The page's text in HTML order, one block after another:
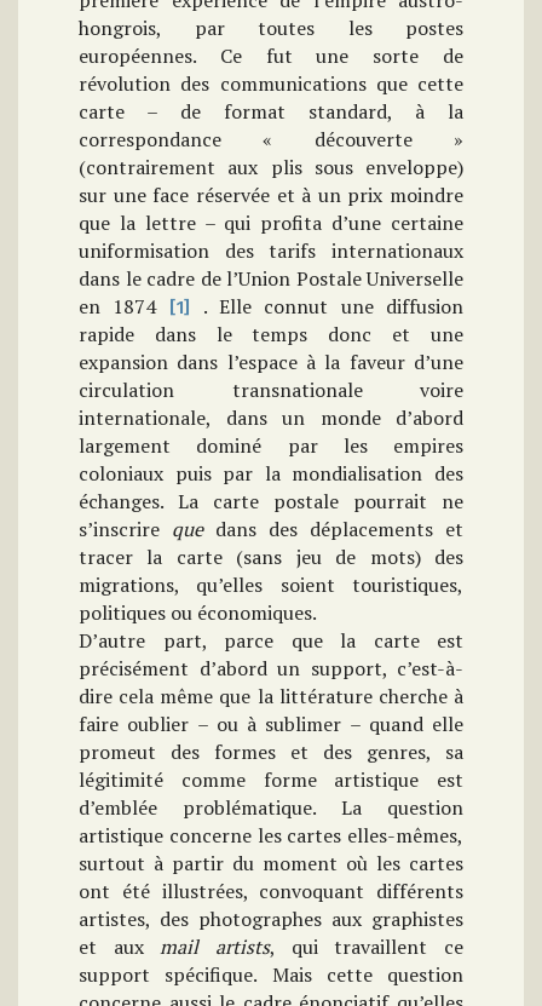
hongrois, par toutes les postes
européennes. Ce fut une sorte de
révolution des communications que cette
carte – de format standard, à la
correspondance « découverte »
(contrairement aux plis sous enveloppe)
sur une face réservée et à un prix moindre
que la lettre – qui profita d’une certaine
uniformisation des tarifs internationaux
dans le cadre de l’Union Postale Universelle
en 1874
[1]
. Elle connut une diffusion
rapide dans le temps donc et une
expansion dans l’espace à la faveur d’une
circulation transnationale voire
internationale, dans un monde d’abord
largement dominé par les empires
coloniaux puis par la mondialisation des
échanges. La carte postale pourrait ne
s’inscrire quedans des déplacements et
tracer la carte (sans jeu de mots) des
migrations, qu’elles soient touristiques,
politiques ou économiques.
D’autre part, parce que la carte est
précisément d’abord un support, c’est-à-
dire cela même que la littérature cherche à
faire oublier – ou à sublimer – quand elle
promeut des formes et des genres, sa
légitimité comme forme artistique est
d’emblée problématique. La question
artistique concerne les cartes elles-mêmes,
surtout à partir du moment où les cartes
ont été illustrées, convoquant différents
artistes, des photographes aux graphistes
et auxmail artists, qui travaillent ce
support spécifique. Mais cette question